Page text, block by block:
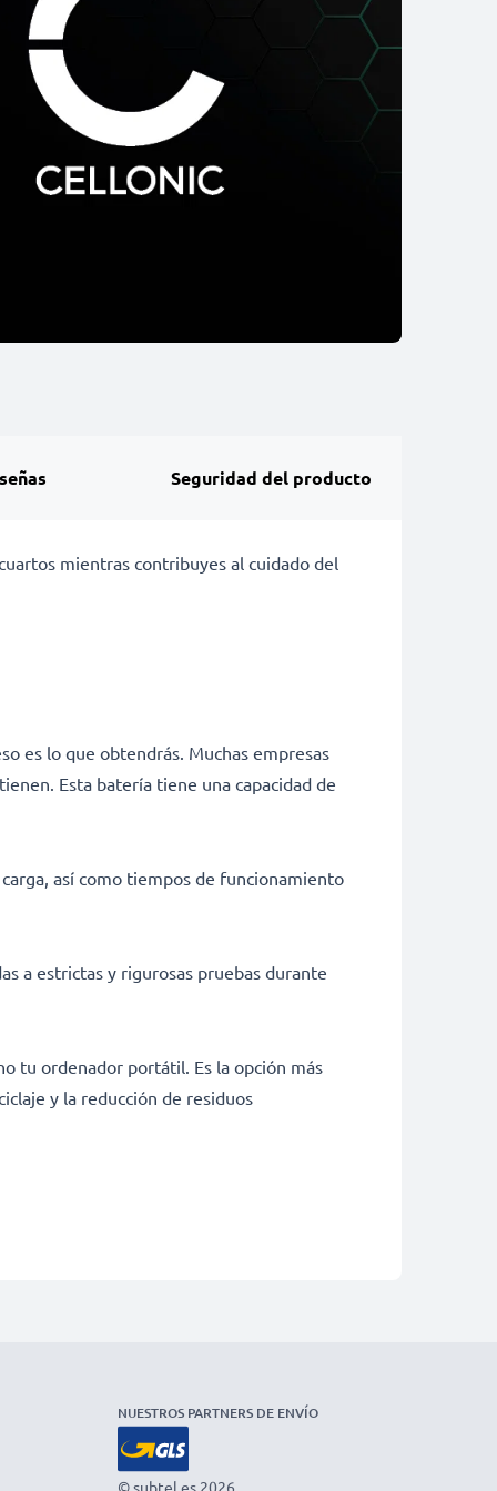
Seguridad del producto
mientras contribuyes al cuidado del
es lo que obtendrás. Muchas empresas
Esta batería tiene una capacidad de
así como tiempos de funcionamiento
a estrictas y rigurosas pruebas durante
tu ordenador portátil. Es la opción más
y la reducción de residuos
NUESTROS PARTNERS DE ENVÍO
© subtel.es 2026